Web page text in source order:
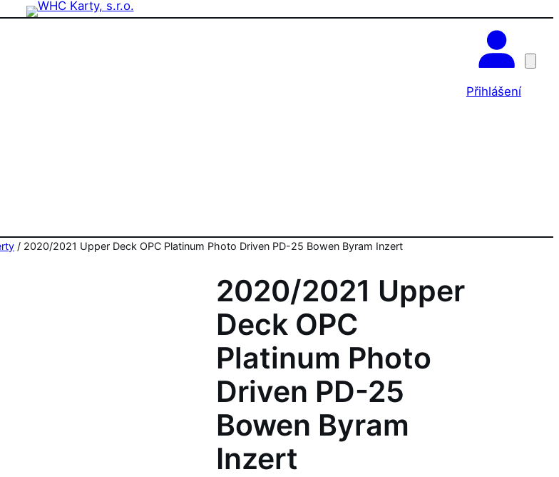
Přihlášení
/ 2020/2021 Upper Deck OPC Platinum Photo Driven PD-25 Bowen Byram Inzert
2020/2021 Upper
Deck OPC
Platinum Photo
Driven PD-25
Bowen Byram
Inzert